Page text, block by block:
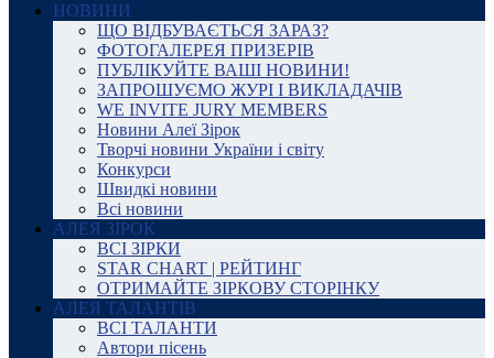
НОВИНИ
ЩО ВІДБУВАЄТЬСЯ ЗАРАЗ?
ФОТОГАЛЕРЕЯ ПРИЗЕРІВ
ПУБЛІКУЙТЕ ВАШІ НОВИНИ!
ЗАПРОШУЄМО ЖУРІ І ВИКЛАДАЧІВ
WE INVITE JURY MEMBERS
Новини Алеї Зірок
Творчі новини України і світу
Конкурси
Швидкі новини
Всі новини
АЛЕЯ ЗІРОК
ВСІ ЗІРКИ
STAR CHART | РЕЙТИНГ
ОТРИМАЙТЕ ЗІРКОВУ СТОРІНКУ
АЛЕЯ ТАЛАНТІВ
ВСІ ТАЛАНТИ
Автори пісень